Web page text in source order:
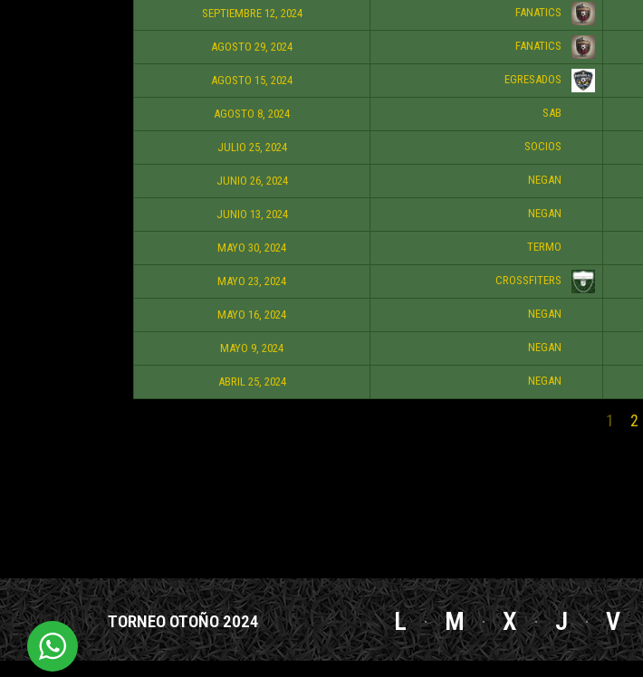
SEPTIEMBRE 12, 2024 FANATICS
AGOSTO 29, 2024 FANATICS
AGOSTO 15, 2024 EGRESADOS
AGOSTO 8, 2024 SAB
JULIO 25, 2024 SOCIOS
JUNIO 26, 2024 NEGAN
JUNIO 13, 2024 NEGAN
MAYO 30, 2024 TERMO
MAYO 23, 2024 CROSSFITERS
MAYO 16, 2024 NEGAN
MAYO 9, 2024 NEGAN
ABRIL 25, 2024 NEGAN
1 2
TORNEO OTOÑO 2024 L M X J V